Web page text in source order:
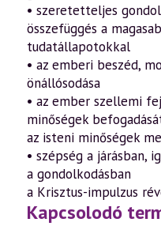
• szeretetteljes
összefüggés a
tudatállapotokkal
• az emberi beszéd,
önállósodása
• az ember szellemi
minőségek
az isteni minőségek
• szépség a járásban,
a gondolkodásban
a Krisztus-impulzus
Kapcsolodó